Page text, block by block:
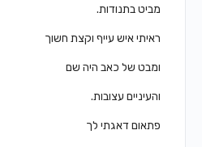
מביט בתנודות.
ראיתי איש עייף וקצת חשוך
ומבט של כאב היה שם
והעיניים עצובות.
פתאום דאגתי לך